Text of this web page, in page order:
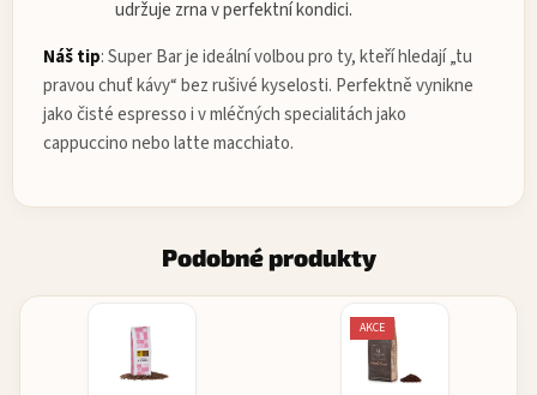
udržuje zrna v perfektní kondici.
Náš tip:Super Bar je ideální volbou pro ty, kteří hledají „tu
pravou chuť kávy“ bez rušivé kyselosti. Perfektně vynikne
jako čisté espresso i v mléčných specialitách jako
cappuccino nebo latte macchiato.
Podobné produkty
AKCE